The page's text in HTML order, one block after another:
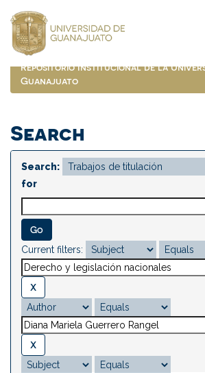
navigation
Repositorio Institucional de la
Guanajuato
Search
Search:
for
Current filters: